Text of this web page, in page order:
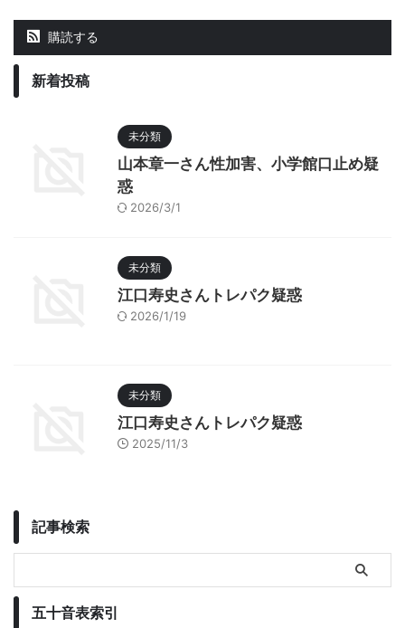
購読する
新着投稿
未分類
山本章一さん性加害、小学館口止め疑
惑
2026/3/1
未分類
江口寿史さんトレパク疑惑
2026/1/19
未分類
江口寿史さんトレパク疑惑
2025/11/3
記事検索
五十音表索引